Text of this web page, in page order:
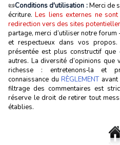
📜Conditions d'utilisation :Merci de
écriture.Les liens externes ne
redirection vers des sites
partage, merci d’utiliser notre
et respectueux dans vos
présentée est plus constructif
autres. La diversité d’opinions
richesse : entretenons‑la et
connaissance du RÈGLEMENTavant
filtrage des commentaires est
réserve le droit de retirer tout
établies.